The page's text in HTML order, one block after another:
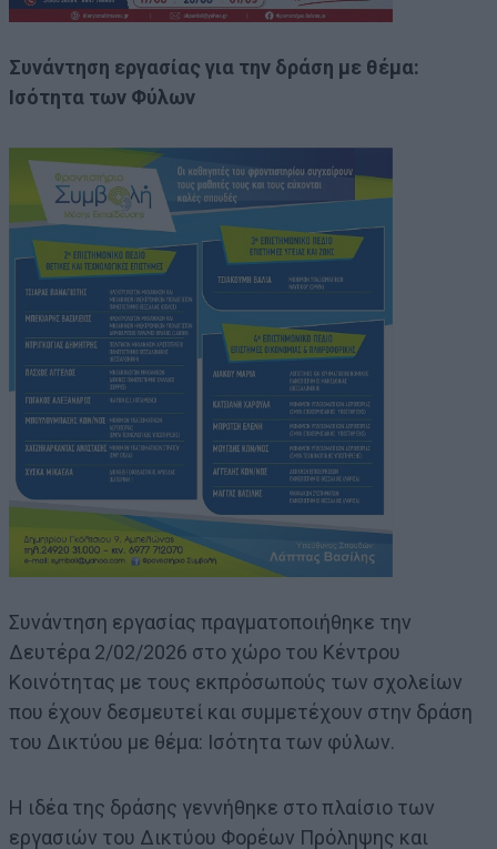
Συνάντηση εργασίας για την δράση με θέμα:
Ισότητα των Φύλων
Συνάντηση εργασίας πραγματοποιήθηκε την
Δευτέρα 2/02/2026 στο χώρο του Κέντρου
Κοινότητας με τους εκπρόσωπούς των σχολείων
που έχουν δεσμευτεί και συμμετέχουν στην δράση
του Δικτύου με θέμα: Ισότητα των φύλων.
Η ιδέα της δράσης γεννήθηκε στο πλαίσιο των
εργασιών του Δικτύου Φορέων Πρόληψης και